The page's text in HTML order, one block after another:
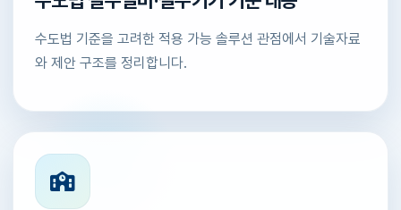
수도법 기준을 고려한 적용 가능 솔루션 관점에서 기술자료
와 제안 구조를 정리합니다.